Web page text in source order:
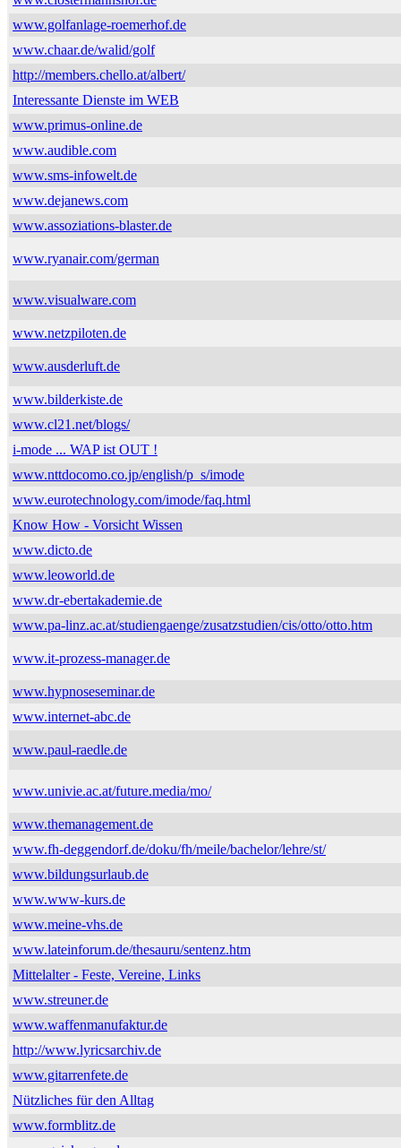
www.golfanlage-roemerhof.de
www.chaar.de/walid/golf
http://members.chello.at/albert/
Interessante Dienste im WEB
www.primus-online.de
www.audible.com
www.sms-infowelt.de
www.dejanews.com
www.assoziations-blaster.de
www.ryanair.com/german
www.visualware.com
www.netzpiloten.de
www.ausderluft.de
www.bilderkiste.de
www.cl21.net/blogs/
i-mode ... WAP ist OUT !
www.nttdocomo.co.jp/english/p_s/imode
www.eurotechnology.com/imode/faq.html
Know How - Vorsicht Wissen
www.dicto.de
www.leoworld.de
www.dr-ebertakademie.de
www.pa-linz.ac.at/studiengaenge/zusatzstudien/cis/otto/otto.htm
www.it-prozess-manager.de
www.hypnoseseminar.de
www.internet-abc.de
www.paul-raedle.de
www.univie.ac.at/future.media/mo/
www.themanagement.de
www.fh-deggendorf.de/doku/fh/meile/bachelor/lehre/st/
www.bildungsurlaub.de
www.www-kurs.de
www.meine-vhs.de
www.lateinforum.de/thesauru/sentenz.htm
Mittelalter - Feste, Vereine, Links
www.streuner.de
www.waffenmanufaktur.de
http://www.lyricsarchiv.de
www.gitarrenfete.de
Nützliches für den Alltag
www.formblitz.de